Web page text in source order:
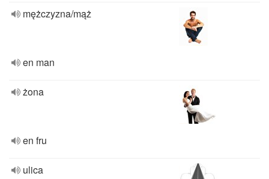
mężczyzna/mąż
en man
żona
en fru
ulica